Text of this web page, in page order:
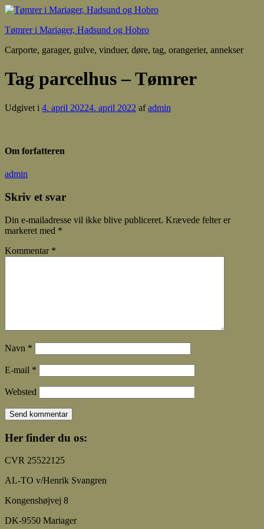
Tømrer i Mariager, Hadsund og Hobro
Carporte, garager, gulve, vinduer, døre, tag, orangerier, annekser
Tag parcelhus – Tømrer
Udgivet i 4. april 20224. april 2022 afadmin
Om forfatteren
admin
Skriv et svar
Din e-mailadresse vil ikke blive publiceret. Krævede felter er
markeret med *
Kommentar *
Navn *
E-mail *
Websted
Her finder du os:
CVR 25522125
AL-TO v/Henrik Svangren
Kongenshøjvej 8
DK-9550 Mariager